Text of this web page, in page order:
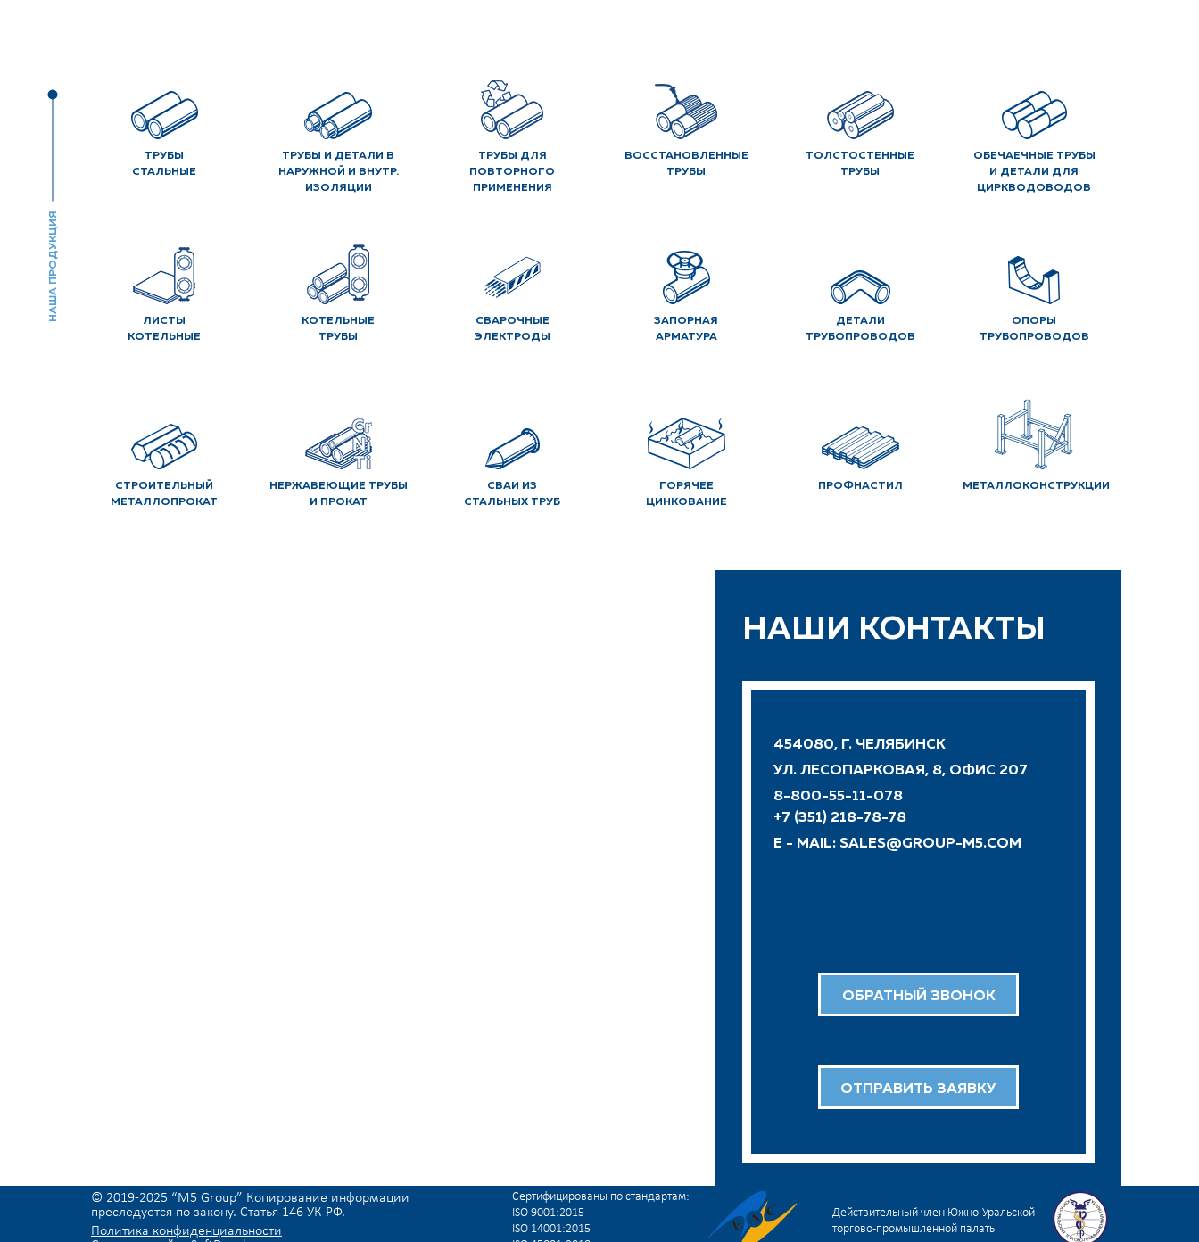
НАША ПРОДУКЦИЯ
ТРУБЫ
СТАЛЬНЫЕ
ТРУБЫ И ДЕТАЛИ В
НАРУЖНОЙ И ВНУТР.
ИЗОЛЯЦИИ
ТРУБЫ ДЛЯ
ПОВТОРНОГО
ПРИМЕНЕНИЯ
ВОССТАНОВЛЕННЫЕ
ТРУБЫ
ТОЛСТОСТЕННЫЕ
ТРУБЫ
ОБЕЧАЕЧНЫЕ ТРУБЫ
И ДЕТАЛИ ДЛЯ
ЦИРКВОДОВОДОВ
ЛИСТЫ
КОТЕЛЬНЫЕ
КОТЕЛЬНЫЕ
ТРУБЫ
СВАРОЧНЫЕ
ЭЛЕКТРОДЫ
ЗАПОРНАЯ
АРМАТУРА
ДЕТАЛИ
ТРУБОПРОВОДОВ
ОПОРЫ
ТРУБОПРОВОДОВ
СТРОИТЕЛЬНЫЙ
МЕТАЛЛОПРОКАТ
НЕРЖАВЕЮЩИЕ ТРУБЫ
И ПРОКАТ
СВАИ ИЗ
СТАЛЬНЫХ ТРУБ
ГОРЯЧЕЕ
ЦИНКОВАНИЕ
ПРОФНАСТИЛ МЕТАЛЛОКОНСТРУКЦИИ
НАШИ КОНТАКТЫ
454080, Г. ЧЕЛЯБИНСК
УЛ. ЛЕСОПАРКОВАЯ, 8, ОФИС 207
8-800-55-11-078
+7 (351) 218-78-78
E - MAIL: SALES@GROUP-M5.COM
ОБРАТНЫЙ ЗВОНОК
ОТПРАВИТЬ ЗАЯВКУ
© 2019-2025 “M5 Group” Копирование информации
преследуется по закону. Статья 146 УК РФ.
Политика конфиденциальности
Сертифицированы по стандартам:
ISO 9001:2015
ISO 14001:2015
Действительный член Южно-Уральской
торгово-промышленной палаты